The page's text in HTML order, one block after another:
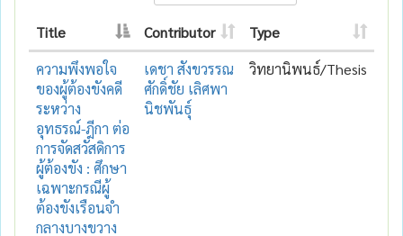
Title Contributor
Type
ความพึงพอใจ
ของผู้ต้องขังคดี
ระหว่าง
อุทธรณ์-ฎีกา ต่อ
การจัดสวัสดิการ
ผู้ต้องขัง : ศึกษา
เฉพาะกรณีผู้
ต้องขังเรือนจำ
กลางบางขวาง
เดชา สังขวรรณ
ศักดิ์ชัย เลิศพา
นิชพันธุ์
วิทยานิพนธ์/Thesis